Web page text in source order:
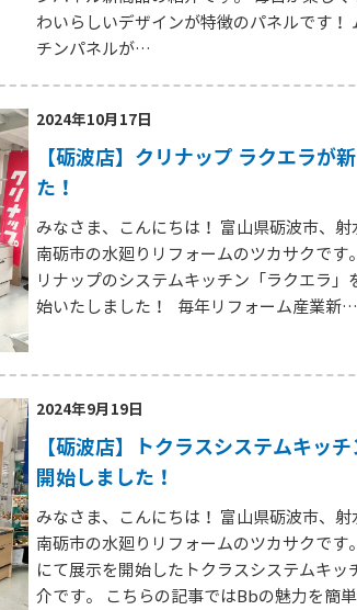
わいらしいデザインが特徴のパネルです！
チンパネルが…
2024年10月17日
【砺波店】クリナップ ラクエラが
た！
みなさま、こんにちは！ 富山県砺波市、射
南砺市の水廻りリフォームのツカサクです
リナップのシステムキッチン「ラクエラ」
始いたしました！ 毎年リフォーム産業新…
2024年9月19日
【砺波店】トクラスシステムキッ
開始しました！
みなさま、こんにちは！ 富山県砺波市、射
南砺市の水廻りリフォームのツカサクです
にて展示を開始したトクラスシステムキッ
介です。 こちらの記事ではBbの魅力を簡